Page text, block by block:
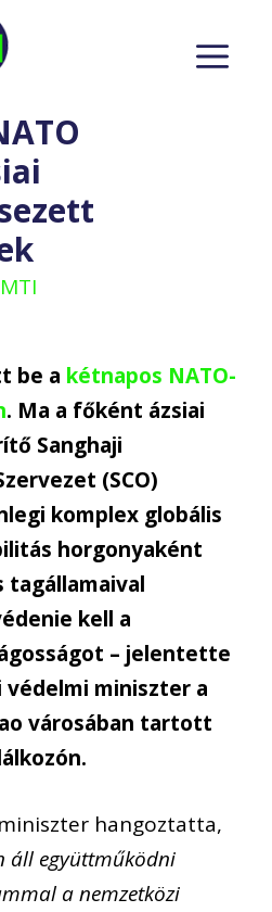
MTI
be a kétnapos NATO-
. Ma a főként ázsiai
Sanghaji
(SCO)
komplex globális
horgonyaként
tagállamaival
kell a
– jelentette
védelmi miniszter a
városában tartott
hangoztatta,
áll együttműködni
a nemzetközi